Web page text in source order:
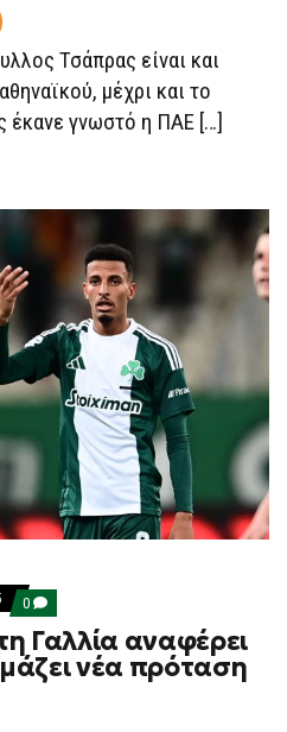
Τσάπρας είναι και
μέχρι και το
έκανε γνωστό η ΠΑΕ […]
0 COMMENTS
ON
ΔΗΜΟΣΊΕΥΜΑ
ΑΠΌ
ΤΗ
Γαλλία αναφέρει
νέα πρόταση